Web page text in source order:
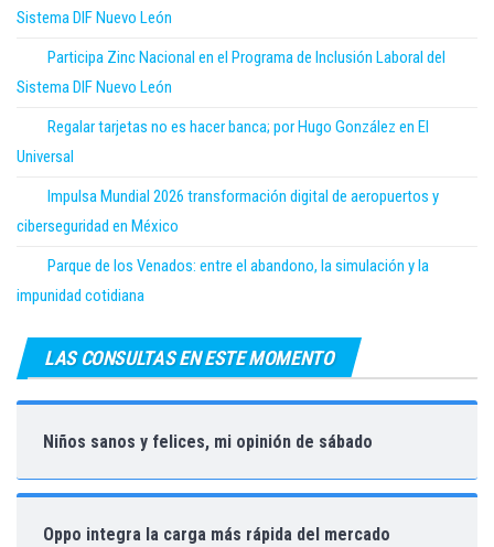
Sistema DIF Nuevo León
Participa Zinc Nacional en el Programa de Inclusión Laboral del
Sistema DIF Nuevo León
Regalar tarjetas no es hacer banca; por Hugo González en El
Universal
Impulsa Mundial 2026 transformación digital de aeropuertos y
ciberseguridad en México
Parque de los Venados: entre el abandono, la simulación y la
impunidad cotidiana
LAS CONSULTAS EN ESTE MOMENTO
Niños sanos y felices, mi opinión de sábado
Oppo integra la carga más rápida del mercado